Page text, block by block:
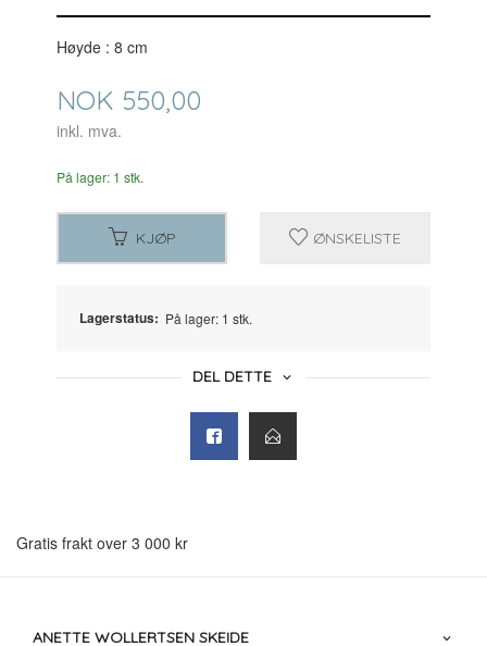
Høyde : 8 cm
Pris
NOK 550,00
inkl. mva.
På lager: 1 stk.
KJØP ØNSKELISTE
Lagerstatus: På lager: 1 stk.
DEL DETTE
Gratis frakt over 3 000 kr
ANETTE WOLLERTSEN SKEIDE